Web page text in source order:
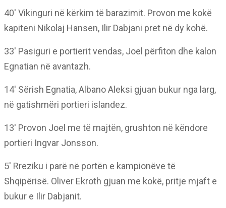
40′ Vikinguri në kërkim të barazimit. Provon me kokë
kapiteni Nikolaj Hansen, Ilir Dabjani pret në dy kohë.
33′ Pasiguri e portierit vendas, Joel përfiton dhe kalon
Egnatian në avantazh.
14′ Sërish Egnatia, Albano Aleksi gjuan bukur nga larg,
në gatishmëri portieri islandez.
13′ Provon Joel me të majtën, grushton në këndore
portieri Ingvar Jonsson.
5′ Rreziku i parë në portën e kampionëve të
Shqipërisë. Oliver Ekroth gjuan me kokë, pritje mjaft e
bukur e Ilir Dabjanit.